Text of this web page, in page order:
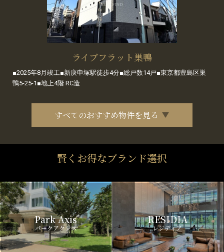
ライブフラット巣鴨
■2025年8月竣工■新庚申塚駅徒歩4分■総戸数14戸■東京都豊島区巣
鴨5-25-1■地上4階 RC造
すべてのおすすめ物件を見る
賢くお得なブランド選択
Park Axis
パークアクシス
RESIDIA
レジディア